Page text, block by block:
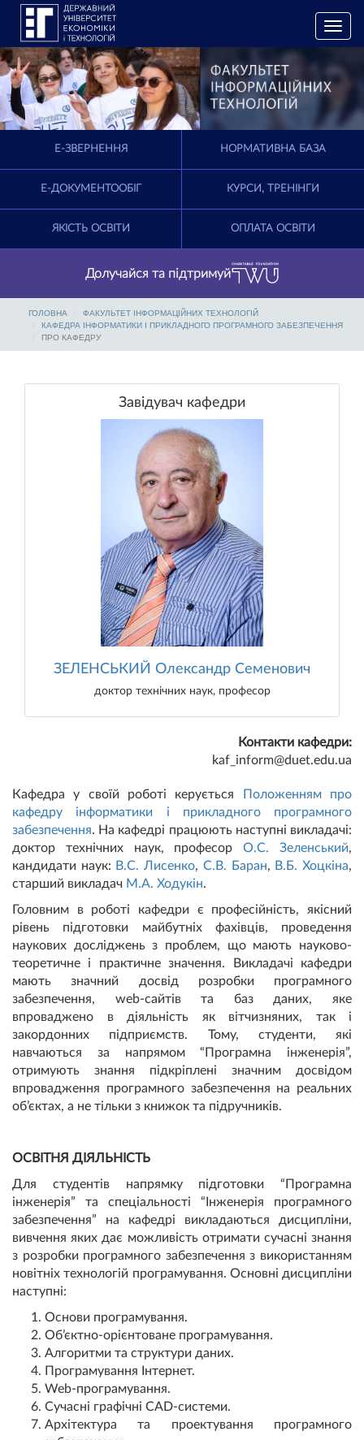
T
o
g
n
i
a
E-ЗВЕРНЕННЯ НОРМАТИВНА БАЗА
Е-ДОКУМЕНТООБІГ КУРСИ, ТРЕНІНГИ
ЯКІСТЬ ОСВІТИ ОПЛАТА ОСВІТИ
Долучайся та підтримуй
ГОЛОВНА
ФАКУЛЬТЕТ ІНФОРМАЦІЙНИХ ТЕХНОЛОГІЙ
КАФЕДРА ІНФОРМАТИКИ І ПРИКЛАДНОГО ПРОГРАМНОГО ЗАБЕЗПЕЧЕННЯ
ПРО КАФЕДРУ
Завідувач кафедри
ЗЕЛЕНСЬКИЙ Олександр Семенович
доктор технічних наук, професор
Контакти кафедри:
kaf_inform@duet.edu.ua
Кафедра у своїй роботі керується
Положенням про
кафедру інформатики і прикладного програмного
забезпечення. На кафедрі працюють наступні викладачі:
доктор технічних наук, професорО.С. Зеленський,
кандидати наук: В.С. Лисенко, С.В. Баран, В.Б. Хоцкіна,
старший викладач М.А. Ходукін.
Головним в роботі кафедри є професійність, якісний
рівень підготовки майбутніх фахівців, проведення
наукових досліджень з проблем, що мають науково-
теоретичне і практичне значення. Викладачі кафедри
мають значний досвід розробки програмного
забезпечення, web-сайтів та баз даних, яке
впроваджено в діяльність як вітчизняних, так і
закордонних підприємств. Тому, студенти, які
навчаються за напрямом “Програмна інженерія”,
отримують знання підкріплені значним досвідом
впровадження програмного забезпечення на реальних
об’єктах, а не тільки з книжок та підручників.
ОСВІТНЯ ДІЯЛЬНІСТЬ
Для студентів напрямку підготовки “Програмна
інженерія” та спеціальності “Інженерія програмного
забезпечення” на кафедрі викладаються дисципліни,
вивчення яких дає можливість отримати сучасні знання
з розробки програмного забезпечення з використанням
новітніх технологій програмування. Основні дисципліни
наступні:
Основи програмування.
Об’єктно-орієнтоване програмування.
Алгоритми та структури даних.
Програмування Інтернет.
Web-програмування.
Сучасні графічні CAD-системи.
Архітектура та проектування програмного